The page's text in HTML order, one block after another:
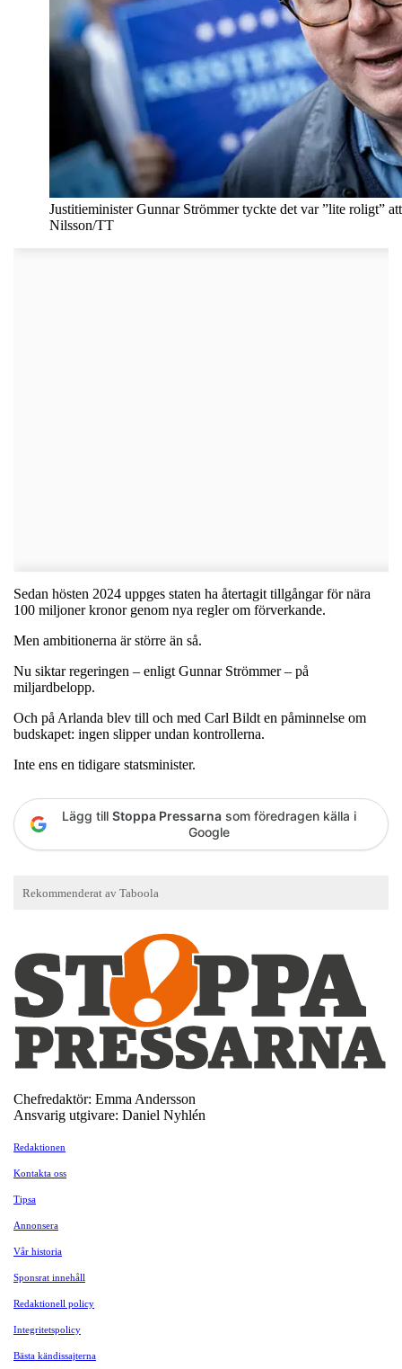
Justitieminister Gunnar Strömmer tyckte det var ”lite roligt”
Nilsson/TT
Sedan hösten 2024 uppges staten ha återtagit tillgångar för nära
100 miljoner kronor genom nya regler om förverkande.
Men ambitionerna är större än så.
Nu siktar regeringen – enligt Gunnar Strömmer – på
miljardbelopp.
Och på Arlanda blev till och med Carl Bildt en påminnelse om
budskapet: ingen slipper undan kontrollerna.
Inte ens en tidigare statsminister.
Lägg till Stoppa Pressarna som föredragen källa i
Google
Chefredaktör: Emma Andersson
Ansvarig utgivare: Daniel Nyhlén
Redaktionen
Kontakta oss
Tipsa
Annonsera
Vår historia
Sponsrat innehåll
Redaktionell policy
Integritetspolicy
Bästa kändissajterna